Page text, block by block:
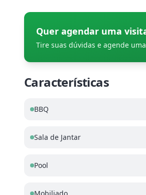
Quer agendar uma
Tire suas dúvidas e agende
Características
BBQ
Sala de Jantar
Pool